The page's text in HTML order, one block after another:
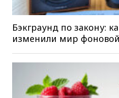
Бэкграунд по закону:
изменили мир